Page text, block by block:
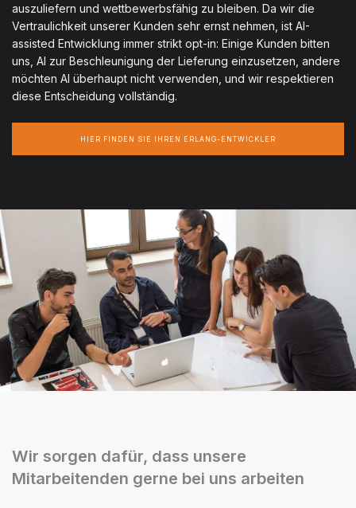
auszuliefern und wettbewerbsfähig zu bleiben. Da wir die
Vertraulichkeit unserer Kunden sehr ernst nehmen, ist AI-
assisted Entwicklung immer strikt opt-in: Einige Kunden bitten
uns, AI zur Beschleunigung der Lieferung einzusetzen, andere
möchten AI überhaupt nicht verwenden, und wir respektieren
diese Entscheidung vollständig.
HIER FINDEN SIE IHREN ERLANG-ENTWICKLER
Wir sorgen dafür, dass unsere
Mitarbeitenden gerne bei uns arbeiten